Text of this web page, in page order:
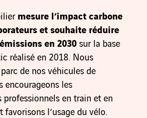
mesure l’impact carbone
et souhaite réduire
en 2030 sur la base
réalisé en 2018. Nous
de nos véhicules de
encourageons les
professionnels en train et en
favorisons l’usage du vélo.